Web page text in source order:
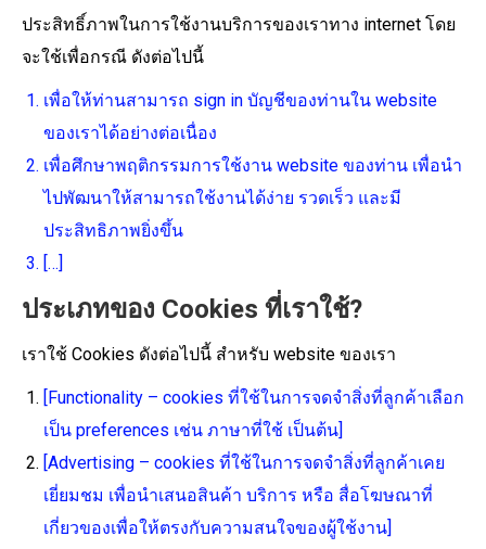
ประสิทธิ์ภาพในการใช้งานบริการของเราทาง internet โดย
จะใช้เพื่อกรณี ดังต่อไปนี้
เพื่อให้ท่านสามารถ sign in บัญชีของท่านใน website
ของเราได้อย่างต่อเนื่อง
เพื่อศึกษาพฤติกรรมการใช้งาน website ของท่าน เพื่อนำ
ไปพัฒนาให้สามารถใช้งานได้ง่าย รวดเร็ว และมี
ประสิทธิภาพยิ่งขึ้น
[…]
ประเภทของ Cookies ที่เราใช้?
เราใช้ Cookies ดังต่อไปนี้ สำหรับ website ของเรา
[Functionality – cookies ที่ใช้ในการจดจำสิ่งที่ลูกค้าเลือก
เป็น preferences เช่น ภาษาที่ใช้ เป็นต้น]
[Advertising – cookies ที่ใช้ในการจดจำสิ่งที่ลูกค้าเคย
เยี่ยมชม เพื่อนำเสนอสินค้า บริการ หรือ สื่อโฆษณาที่
เกี่ยวของเพื่อให้ตรงกับความสนใจของผู้ใช้งาน]